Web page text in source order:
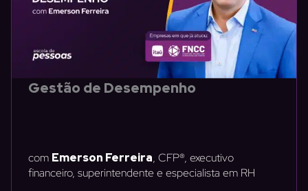
Gestão de Desempenho
com Emerson Ferreira, CFP®, executivo
financeiro, superintendente e especialista em RH